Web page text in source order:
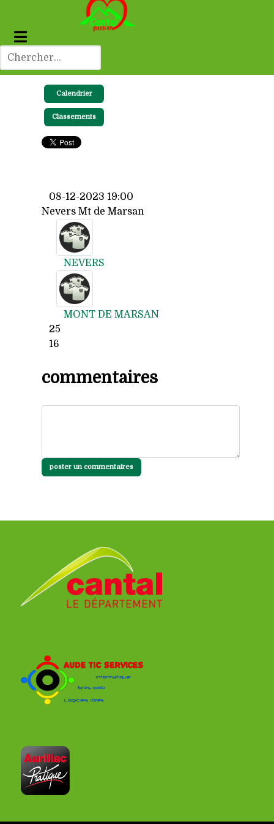
Calendrier
Classements
08-12-2023 19:00
Nevers Mt de Marsan
NEVERS
MONT DE MARSAN
25
16
commentaires
poster un commentaires